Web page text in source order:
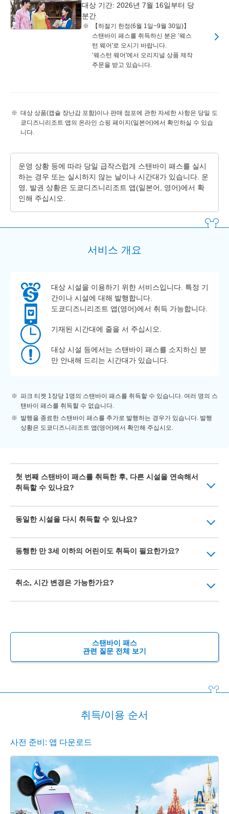
대상 기간: 2026년 7월 16일부터 당
분간
【하절기 한정(6월 1일~9월 30일)】
스탠바이 패스를 취득하신 분은 ‛웨스
턴 웨어'로 오시기 바랍니다.
‛웨스턴 웨어'에서 오리지널 상품 제작
주문을 받고 있습니다.
대상 상품(캡슐 장난감 포함)이나 판매 점포에 관한 자세한 사항은 당일 도
쿄디즈니리조트 앱의 온라인 쇼핑 페이지(일본어)에서 확인하실 수 있습
니다.
운영 상황 등에 따라 당일 급작스럽게 스탠바이 패스를 실시
하는 경우 또는 실시하지 않는 날이나 시간대가 있습니다. 운
영, 발권 상황은 도쿄디즈니리조트 앱(일본어, 영어)에서 확
인해 주십시오.
서비스 개요
대상 시설을 이용하기 위한 서비스입니다. 특정 기
간이나 시설에 대해 발행합니다.
도쿄디즈니리조트 앱(영어)에서 취득 가능합니다.
기재된 시간대에 줄을 서 주십시오.
대상 시설 등에서는 스탠바이 패스를 소지하신 분
만 안내해 드리는 시간대가 있습니다.
파크 티켓 1장당 1명의 스탠바이 패스를 취득할 수 있습니다. 여러 명의 스
탠바이 패스를 취득할 수 없습니다.
발행을 종료한 스탠바이 패스를 추가로 발행하는 경우가 있습니다. 발행
상황은 도쿄디즈니리조트 앱(영어)에서 확인해 주십시오.
첫 번째 스탠바이 패스를 취득한 후, 다른 시설을 연속해서
취득할 수 있나요?
동일한 시설을 다시 취득할 수 있나요?
동행한 만 3세 이하의 어린이도 취득이 필요한가요?
취소, 시간 변경은 가능한가요?
스탠바이 패스
관련 질문 전체 보기
취득/이용 순서
사전 준비: 앱 다운로드